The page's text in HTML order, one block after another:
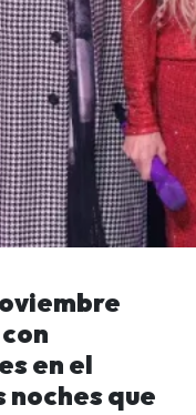
en el
noches que